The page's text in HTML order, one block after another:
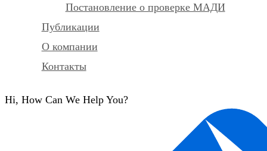
Постановление о проверке МАДИ
Публикации
О компании
Контакты
Hi, How Can We Help You?